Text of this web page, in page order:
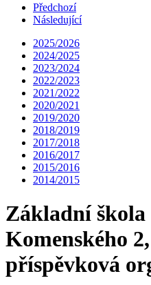
Předchozí
Následující
2025/2026
2024/2025
2023/2024
2022/2023
2021/2022
2020/2021
2019/2020
2018/2019
2017/2018
2016/2017
2015/2016
2014/2015
Základní škola
Komenského 2,
příspěvková